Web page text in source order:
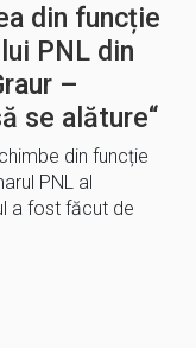
din funcție
PNL din
–
se alăture“
din funcție
PNL al
a fost făcut de